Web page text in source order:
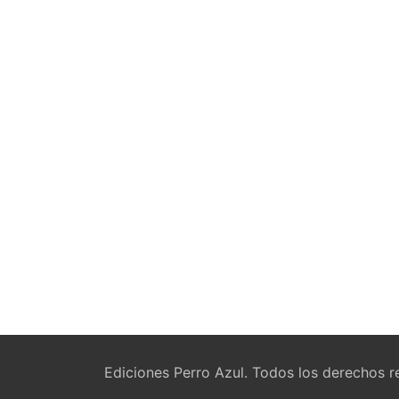
Ediciones Perro Azul. Todos los derechos